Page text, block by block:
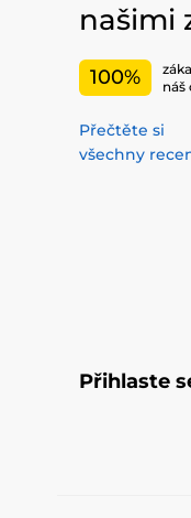
našimi
100%
náš
Přečtěte si
všechny
Přihlaste